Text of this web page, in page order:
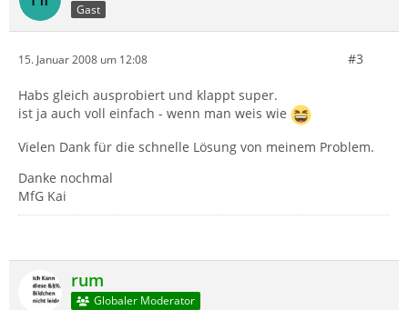
Gast
15. Januar 2008 um 12:08 #3
Habs gleich ausprobiert und klappt super.
ist ja auch voll einfach - wenn man weis wie
Vielen Dank für die schnelle Lösung von meinem Problem.
Danke nochmal
MfG Kai
rum
Globaler Moderator